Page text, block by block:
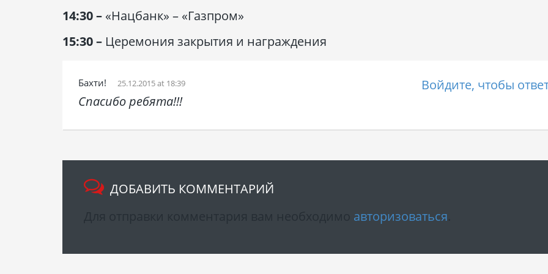
14:30 – «Нацбанк» – «Газпром»
15:30 – Церемония закрытия и награждения
Бахти! 25.12.2015 at 18:39
Войдите, чтобы
Спасибо ребята!!!
ДОБАВИТЬ КОММЕНТАРИЙ
авторизоваться